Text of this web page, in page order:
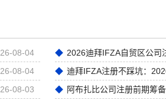
08-04 2026迪拜IFZA自贸区公司
08-04
08-03